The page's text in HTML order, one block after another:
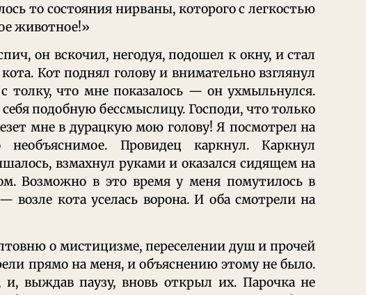
то состояния нирваны, которого с легкостью
животное!»
он вскочил, негодуя, подошел к окну, и стал
Кот поднял голову и внимательно взглянул
толку, что мне показалось — он ухмыльнулся.
подобную бессмыслицу. Господи, что только
мне в дурацкую мою голову! Я посмотрел на
Провидец каркнул. Каркнул
взмахнул руками и оказался сидящем на
Возможно в это время у меня помутилось в
возле кота уселась ворона. И оба смотрели на
о мистицизме, переселении душ и прочей
прямо на меня, и объяснению этому не было.
и, выждав паузу, вновь открыл их. Парочка не